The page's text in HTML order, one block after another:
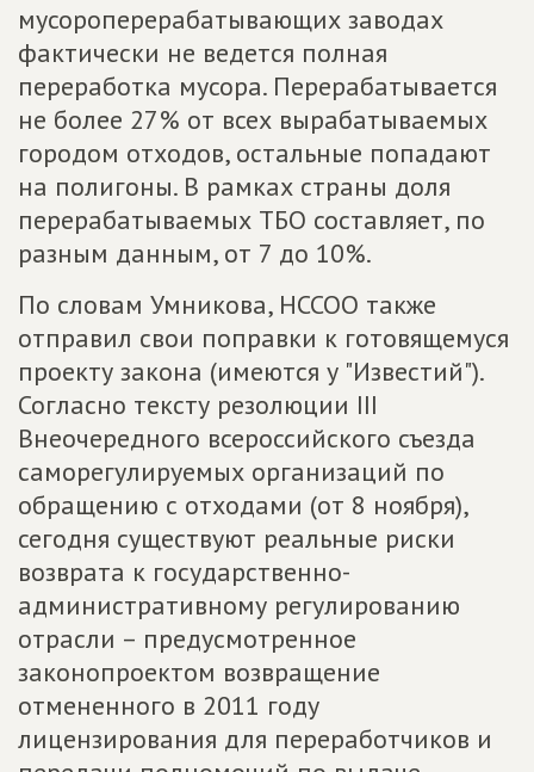
мусороперерабатывающих заводах
фактически не ведется полная
переработка мусора. Перерабатывается
не более 27% от всех вырабатываемых
городом отходов, остальные попадают
на полигоны. В рамках страны доля
перерабатываемых ТБО составляет, по
разным данным, от 7 до 10%.
По словам Умникова, НССОО также
отправил свои поправки к готовящемуся
проекту закона (имеются у "Известий").
Согласно тексту резолюции III
Внеочередного всероссийского съезда
саморегулируемых организаций по
обращению с отходами (от 8 ноября),
сегодня существуют реальные риски
возврата к государственно-
административному регулированию
отрасли – предусмотренное
законопроектом возвращение
отмененного в 2011 году
лицензирования для переработчиков и